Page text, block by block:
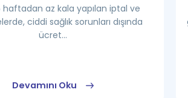
haftadan az kala yapılan iptal ve
ciddi sağlık sorunları dışında
ücret...
Devamını Oku